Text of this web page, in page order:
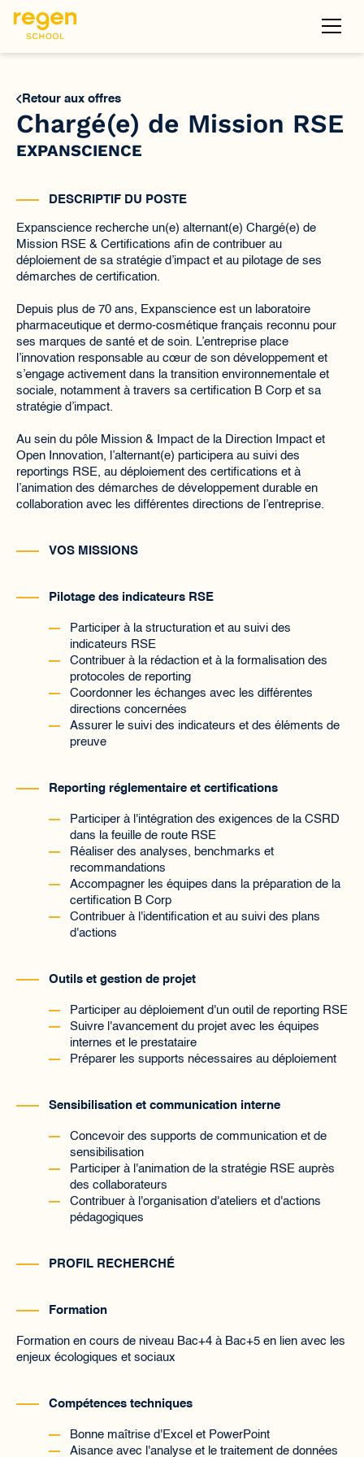
Retour aux offres
Chargé(e) de Mission RSE
EXPANSCIENCE
DESCRIPTIF DU POSTE
Expanscience recherche un(e) alternant(e) Chargé(e) de
Mission RSE & Certifications afin de contribuer au
déploiement de sa stratégie d’impact et au pilotage de ses
démarches de certification.
Depuis plus de 70 ans, Expanscience est un laboratoire
pharmaceutique et dermo-cosmétique français reconnu pour
ses marques de santé et de soin. L’entreprise place
l’innovation responsable au cœur de son développement et
s’engage activement dans la transition environnementale et
sociale, notamment à travers sa certification B Corp et sa
stratégie d’impact.
Au sein du pôle Mission & Impact de la Direction Impact et
Open Innovation, l’alternant(e) participera au suivi des
reportings RSE, au déploiement des certifications et à
l’animation des démarches de développement durable en
collaboration avec les différentes directions de l’entreprise.
VOS MISSIONS
Pilotage des indicateurs RSE
Participer à la structuration et au suivi des
indicateurs RSE
Contribuer à la rédaction et à la formalisation des
protocoles de reporting
Coordonner les échanges avec les différentes
directions concernées
Assurer le suivi des indicateurs et des éléments de
preuve
Reporting réglementaire et certifications
Participer à l'intégration des exigences de la CSRD
dans la feuille de route RSE
Réaliser des analyses, benchmarks et
recommandations
Accompagner les équipes dans la préparation de la
certification B Corp
Contribuer à l'identification et au suivi des plans
d'actions
Outils et gestion de projet
Participer au déploiement d'un outil de reporting RSE
Suivre l'avancement du projet avec les équipes
internes et le prestataire
Préparer les supports nécessaires au déploiement
Sensibilisation et communication interne
Concevoir des supports de communication et de
sensibilisation
Participer à l'animation de la stratégie RSE auprès
des collaborateurs
Contribuer à l'organisation d'ateliers et d'actions
pédagogiques
PROFIL RECHERCHÉ
Formation
Formation en cours de niveau Bac+4 à Bac+5 en lien avec les
enjeux écologiques et sociaux
Compétences techniques
Bonne maîtrise d'Excel et PowerPoint
Aisance avec l'analyse et le traitement de données